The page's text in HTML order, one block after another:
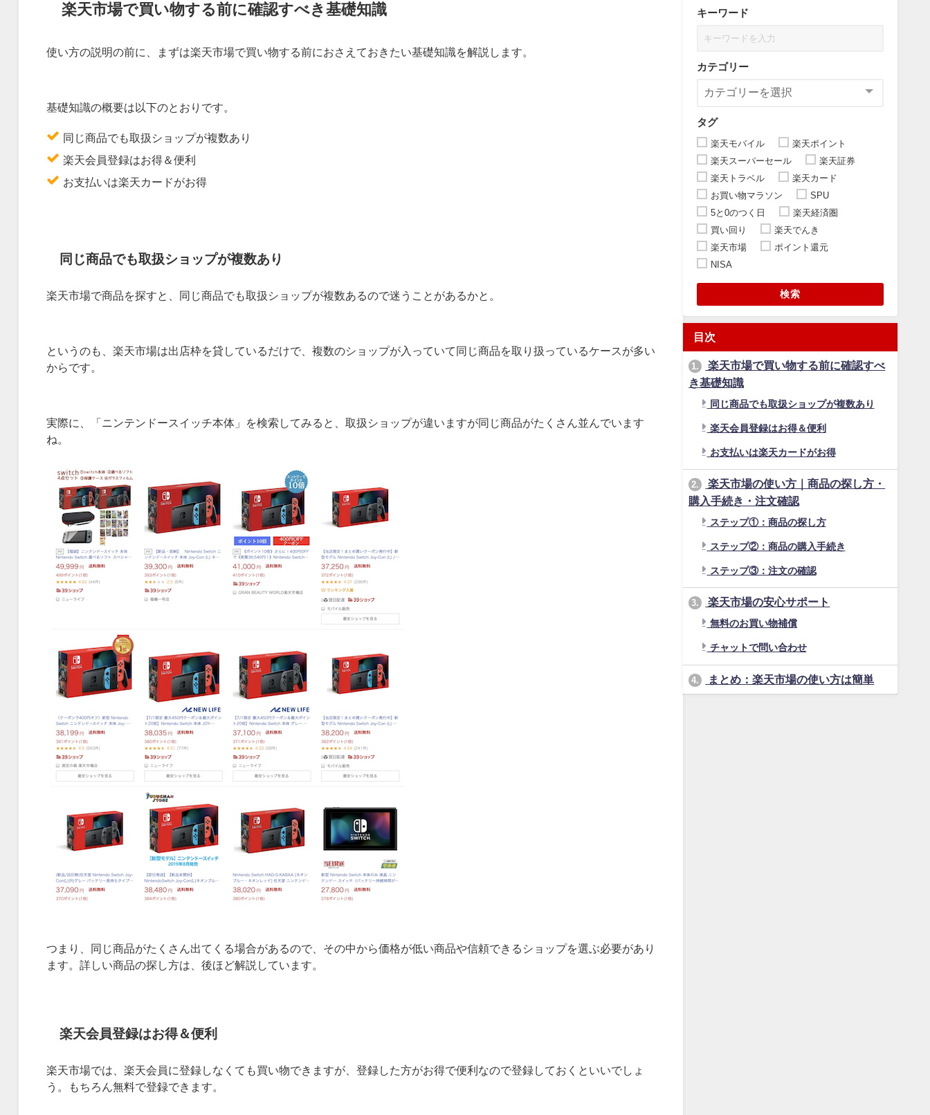
楽天市場で買い物する前に確認すべき基礎知識
使い方の説明の前に、まずは楽天市場で買い物する前におさえておきたい基礎知識を解説します。
基礎知識の概要は以下のとおりです。
同じ商品でも取扱ショップが複数あり
楽天会員登録はお得＆便利
お支払いは楽天カードがお得
同じ商品でも取扱ショップが複数あり
楽天市場で商品を探すと、同じ商品でも取扱ショップが複数あるので迷うことがあるかと。
というのも、楽天市場は出店枠を貸しているだけで、複数のショップが入っていて同じ商品を取り扱っているケースが多い
からです。
実際に、「ニンテンドースイッチ本体」を検索してみると、取扱ショップが違いますが同じ商品がたくさん並んでいます
ね。
つまり、同じ商品がたくさん出てくる場合があるので、その中から価格が低い商品や信頼できるショップを選ぶ必要があり
ます。詳しい商品の探し方は、後ほど解説しています。
楽天会員登録はお得＆便利
楽天市場では、楽天会員に登録しなくても買い物できますが、登録した方がお得で便利なので登録しておくといいでしょ
う。もちろん無料で登録できます。
キーワード
カテゴリー
タグ
楽天モバイル
楽天ポイント
楽天スーパーセール
楽天証券
楽天トラベル
楽天カード
お買い物マラソン
SPU
5と0のつく日
楽天経済圏
買い回り
楽天でんき
楽天市場
ポイント還元
NISA
検索
目次
1.
楽天市場で買い物する前に確認すべ
き基礎知識
同じ商品でも取扱ショップが複数あり
楽天会員登録はお得＆便利
お支払いは楽天カードがお得
2.
楽天市場の使い方｜商品の探し方・
購入手続き・注文確認
ステップ①：商品の探し方
ステップ②：商品の購入手続き
ステップ③：注文の確認
3. 楽天市場の安心サポート
無料のお買い物補償
チャットで問い合わせ
4. まとめ：楽天市場の使い方は簡単